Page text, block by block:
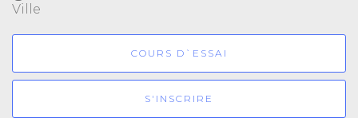
Ville
COURS D`ESSAI
S'INSCRIRE